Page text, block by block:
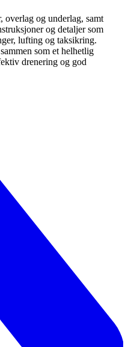
overlag og underlag, samt
og detaljer som
lufting og taksikring.
som et helhetlig
drenering og god